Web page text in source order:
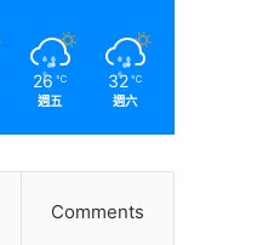
26 ℃
週五
32 ℃
週六
Comments